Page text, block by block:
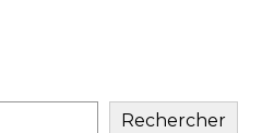
Rechercher